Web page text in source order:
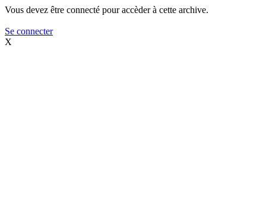
Vous devez être connecté pour accèder à cette archive.
Se connecter
X